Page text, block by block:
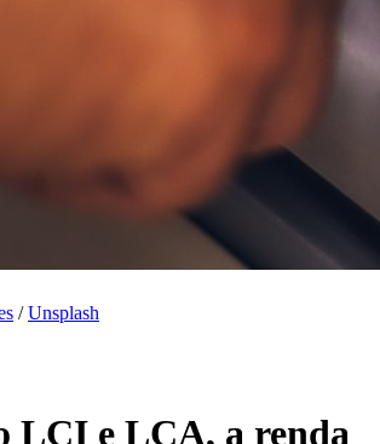
/Unsplash
LCI e LCA, a renda